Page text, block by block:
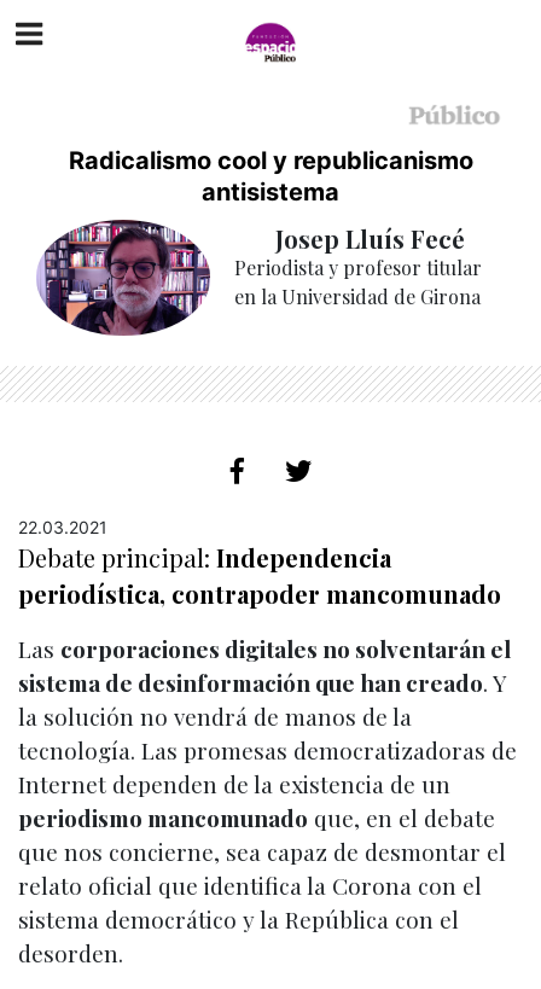
Radicalismo cool y republicanismo
antisistema
Josep Lluís Fecé
Periodista y profesor titular
en la Universidad de Girona
22.03.2021
Debate principal: Independencia
periodística, contrapoder mancomunado
Las corporaciones digitales no solventarán el
sistema de desinformación que han creado. Y
la solución no vendrá de manos de la
tecnología. Las promesas democratizadoras de
Internet dependen de la existencia de un
periodismo mancomunado que, en el debate
que nos concierne, sea capaz de desmontar el
relato oficial que identifica la Corona con el
sistema democrático y la República con el
desorden.